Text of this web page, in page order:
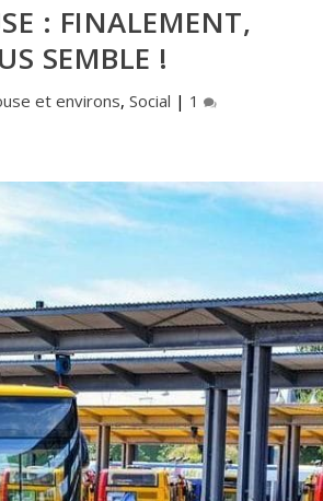
: FINALEMENT,
SEMBLE !
et environs, Social | 1